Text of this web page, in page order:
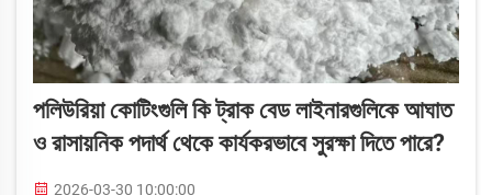
পলিউরিয়া কোটিংগুলি কি ট্রাক বেড লাইনারগুলিকে আঘাত
ও রাসায়নিক পদার্থ থেকে কার্যকরভাবে সুরক্ষা দিতে পারে?
2026-03-30 10:00:00